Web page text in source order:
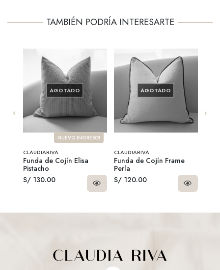
TAMBIÉN PODRÍA INTERESARTE
AGOTADO
NUEVO INGRESO!
CLAUDIARIVA
Funda de Cojín Elisa
Pistacho
S/ 130.00
AGOTADO
CLAUDIARIVA
Funda de Cojín Frame
Perla
S/ 120.00